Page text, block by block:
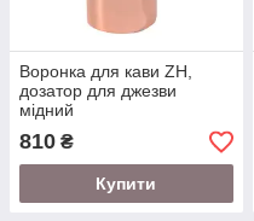
Воронка для кави ZH,
дозатор для джезви
мідний
810 ₴
Купити